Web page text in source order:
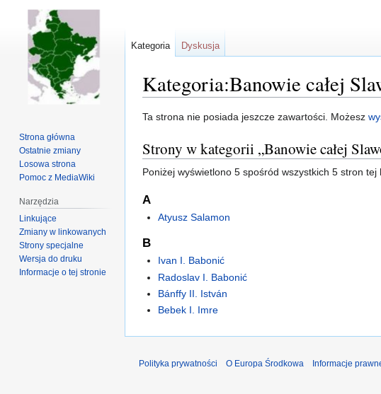
Kategoria:Banowie całej
Przejdź
nawigacji
Przejdź
wyszukiwania
Ta strona nie posiada jeszcze zawartości. Możesz
Strony w kategorii „Banowie całej
Poniżej wyświetlono 5 spośród wszystkich 5 stron tej
A
Atyusz Salamon
B
Ivan I. Babonić
Radoslav I. Babonić
Bánffy II. István
Bebek I. Imre
Kategoria Dyskusja
Strona główna
Ostatnie zmiany
Losowa strona
Pomoc z MediaWiki
Narzędzia
Linkujące
Zmiany w linkowanych
Strony specjalne
Wersja do druku
Informacje o tej stronie
Polityka prywatności O Europa Środkowa Informacje